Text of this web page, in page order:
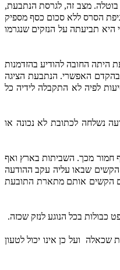
בוטלה. מצב זה, לגרסת הנתבעת,
זרה, בעיצומה של מגיפת הסרס ללא סכום כסף מספיק
התובעת הגיעה לארץ באיחור של יום ב- 5.4.03. התביעה בפניי היא תביעתה על הנזקים שנגרמו
היתה החובה להודיע בהזדמנות
בהקדם האפשרי. הנתבעת הציגה
מאת סוכנת הנסיעות לפיה לא התקבלה לידיה כל
נשלחה לכתובת לא נכונה או
חמור מכך. השביתות בארץ ואף
הקשים שבאו עליה עקב ההודעה
הקשים אותם מתארת התובעת
בכל הנוגע לנזק שכזה.
שכאלה ועל כן אינו יכול לטעון